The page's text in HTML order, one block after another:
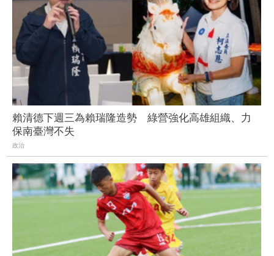
賴清德下週三為賴瑞隆造勢 綠營強化高雄組織、力
保南臺灣不失
政治